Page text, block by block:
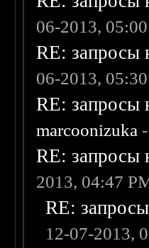
06-2013,
RE: запросы
06-2013,
RE: запросы
marcoonizuka
RE: запросы
2013, 04:47
RE:
12-07-2013,